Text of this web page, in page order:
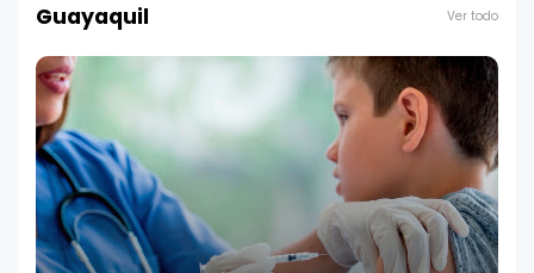
Guayaquil Ver todo